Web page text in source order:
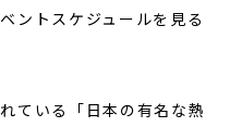
ントスケジュールを見る
ている「日本の有名な熱